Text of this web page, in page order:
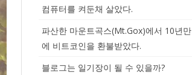
컴퓨터를 켜둔채 살았다.
파산한 마운트곡스(Mt.Gox)에서 10년만
에 비트코인을 환불받았다.
블로그는 일기장이 될 수 있을까?